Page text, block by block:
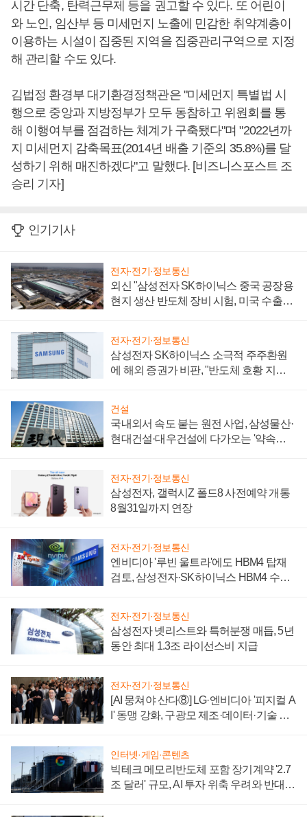
시간 단축, 탄력근무제 등을 권고할 수 있다. 또 어린이
와 노인, 임산부 등 미세먼지 노출에 민감한 취약계층이
이용하는 시설이 집중된 지역을 집중관리구역으로 지정
해 관리할 수도 있다.
김법정 환경부 대기환경정책관은 "미세먼지 특별법 시
행으로 중앙과 지방정부가 모두 동참하고 위원회를 통
해 이행여부를 점검하는 체계가 구축됐다"며 "2022년까
지 미세먼지 감축목표(2014년 배출 기준의 35.8%)를 달
성하기 위해 매진하겠다"고 말했다. [비즈니스포스트 조
승리 기자]
인기기사
전자·전기·정보통신
외신 "삼성전자 SK하이닉스 중국 공장용
현지 생산 반도체 장비 시험, 미국 수출통
전자·전기·정보통신
삼성전자 SK하이닉스 소극적 주주환원
에 해외 증권가 비판, "반도체 호황 지속
건설
국내외서 속도 붙는 원전 사업, 삼성물산·
현대건설·대우건설에 다가오는 '약속의
전자·전기·정보통신
삼성전자, 갤럭시Z 폴드8 사전예약 개통
8월31일까지 연장
전자·전기·정보통신
엔비디아 '루빈 울트라'에도 HBM4 탑재
검토, 삼성전자·SK하이닉스 HBM4 수율
전자·전기·정보통신
삼성전자 넷리스트와 특허분쟁 매듭, 5년
동안 최대 1.3조 라이선스비 지급
전자·전기·정보통신
[AI 뭉쳐야 산다⑧] LG·엔비디아 '피지컬 A
I' 동맹 강화, 구광모 제조·데이터·기술 결
인터넷·게임·콘텐츠
빅테크 메모리반도체 포함 장기계약 '2.7
조 달러' 규모, AI 투자 위축 우려와 반대